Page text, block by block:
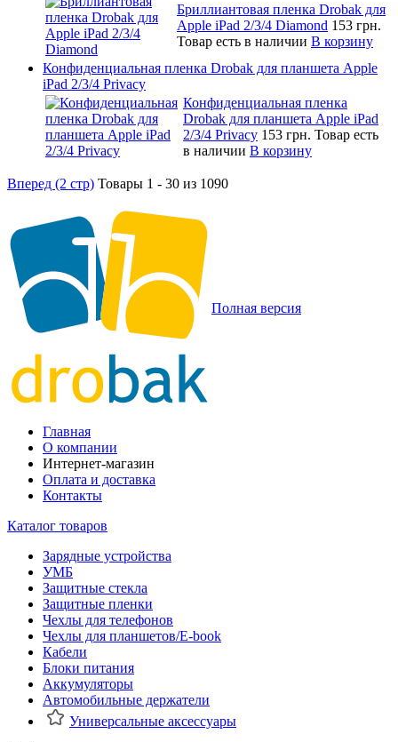
Бриллиантовая пленка Drobak для
Apple iPad 2/3/4 Diamond 153 грн.
Товар есть в наличии В корзину
Конфиденциальная пленка Drobak для планшета Apple
iPad 2/3/4 Privacy
Конфиденциальная пленка
Drobak для планшета Apple iPad
2/3/4 Privacy 153 грн. Товар есть
в наличии В корзину
Вперед (2 стр) Товары 1 - 30 из 1090
Полная версия
Главная
О компании
Интернет-магазин
Оплата и доставка
Контакты
Каталог товаров
Зарядные устройства
УМБ
Защитные стекла
Защитные пленки
Чехлы для телефонов
Чехлы для планшетов/E-book
Кабели
Блоки питания
Аккумуляторы
Автомобильные держатели
Универсальные аксессуары